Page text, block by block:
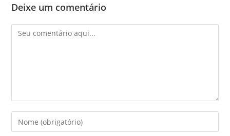
Deixe um comentário
Comentário
Digite
seu